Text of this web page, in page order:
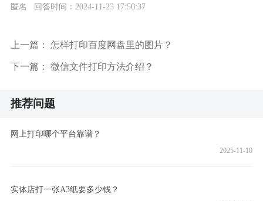
匿名 回答时间：2024-11-23 17:50:37
上一篇： 怎样打印百度网盘里的图片？
下一篇： 微信文件打印方法介绍？
推荐问题
网上打印哪个平台靠谱？
2025-11-10
实体店打一张A3纸要多少钱？